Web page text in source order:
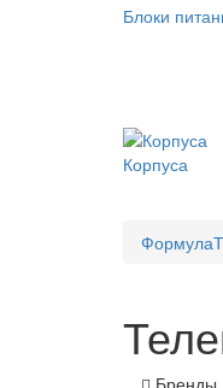
Блоки
Корпуса